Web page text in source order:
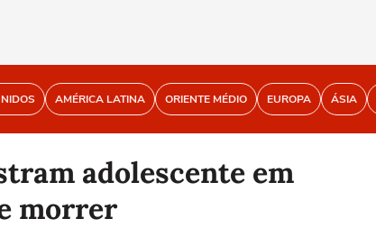
AMÉRICA LATINA ORIENTE MÉDIO EUROPA ÁSIA
adolescente em
morrer